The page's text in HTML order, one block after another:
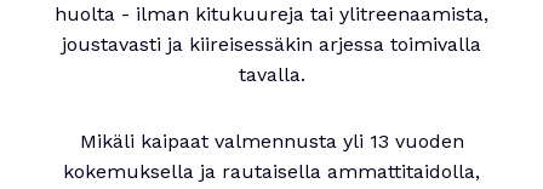
huolta - ilman kitukuureja tai ylitreenaamista,
joustavasti ja kiireisessäkin arjessa toimivalla
tavalla.
Mikäli kaipaat valmennusta yli 13 vuoden
kokemuksella ja rautaisella ammattitaidolla,